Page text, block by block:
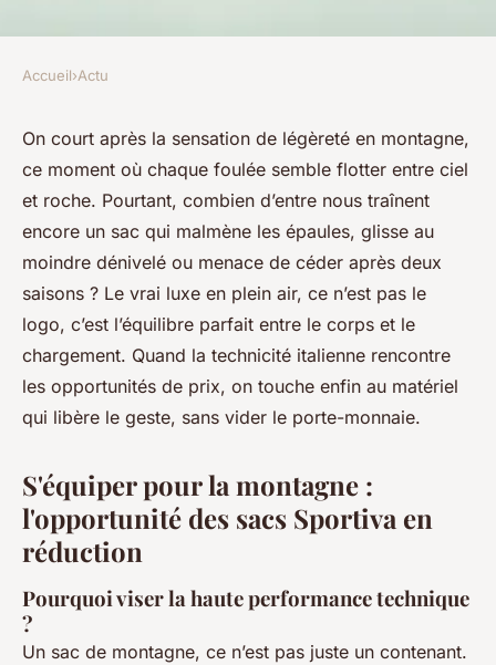
Offres incroyables sur les sacs
à dos La Sportiva en 2023
Héliodore•19/05/2026 07:38•10 min de lecture
Accueil›Actu
On court après la sensation de légèreté en montagne,
ce moment où chaque foulée semble flotter entre ciel
et roche. Pourtant, combien d’entre nous traînent
encore un sac qui malmène les épaules, glisse au
moindre dénivelé ou menace de céder après deux
saisons ? Le vrai luxe en plein air, ce n’est pas le
logo, c’est l’équilibre parfait entre le corps et le
chargement. Quand la technicité italienne rencontre
les opportunités de prix, on touche enfin au matériel
qui libère le geste, sans vider le porte-monnaie.
S'équiper pour la montagne :
l'opportunité des sacs Sportiva en
réduction
Pourquoi viser la haute performance technique
?
Un sac de montagne, ce n’est pas juste un contenant.